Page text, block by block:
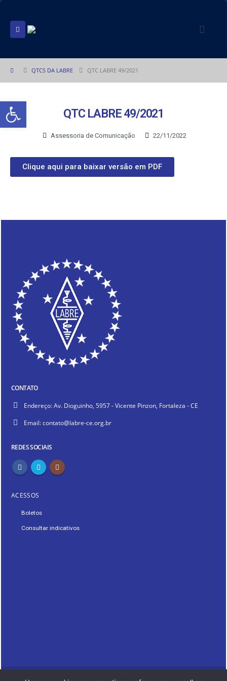
Abrir a barra de ferramentas
QTCS DA LABRE QTC LABRE 49/2021
QTC LABRE 49/2021
Assessoria de Comunicação 22/11/2022
Clique aqui para baixar versão em PDF
CONTATO
Endereço:Av. Dioguinho, 5957 - Vicente Pinzon, Fortaleza - CE
Email:contato@labre-ce.org.br
REDES SOCIAIS
ACESSOS
Boletos
Consultar indicativos